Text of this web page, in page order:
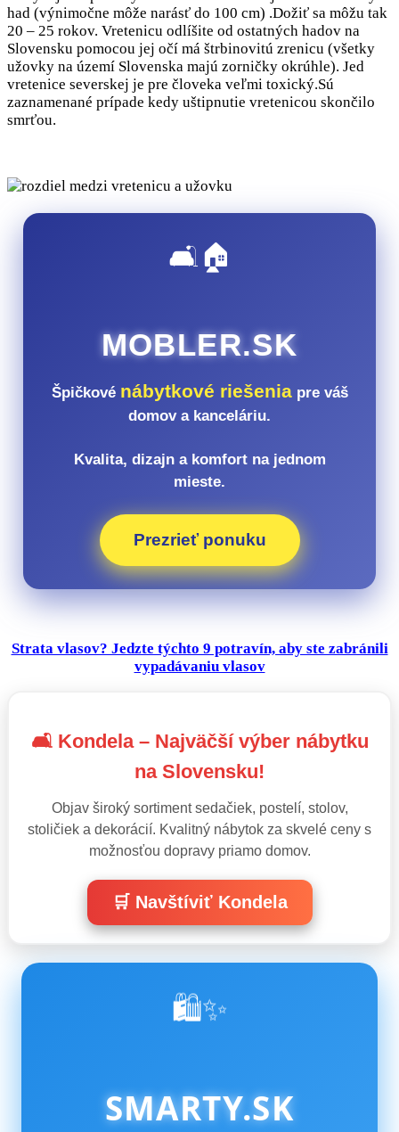
had (výnimočne môže narásť do 100 cm) .Dožiť sa môžu tak
20 – 25 rokov. Vretenicu odlíšite od ostatných hadov na
Slovensku pomocou jej očí má štrbinovitú zrenicu (všetky
užovky na území Slovenska majú zorničky okrúhle). Jed
vretenice severskej je pre človeka veľmi toxický.Sú
zaznamenané prípade kedy uštipnutie vretenicou skončilo
smrťou.
🛋️🏠
MOBLER.SK
Špičkové nábytkové riešeniapre váš
domov a kanceláriu.
Kvalita, dizajn a komfort na jednom
mieste.
Prezrieť ponuku
Strata vlasov? Jedzte týchto 9 potravín, aby ste zabránili
vypadávaniu vlasov
🛋️ Kondela – Najväčší výber nábytku
na Slovensku!
Objav široký sortiment sedačiek, postelí, stolov,
stoličiek a dekorácií. Kvalitný nábytok za skvelé ceny s
možnosťou dopravy priamo domov.
🛒 Navštíviť Kondela
🛍️✨
SMARTY.SK